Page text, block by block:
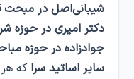
شیبانی‌اصل در مبحث
دکتر امیری در حوزه
جوادزاده در حوزه
سایر اساتید سرا که